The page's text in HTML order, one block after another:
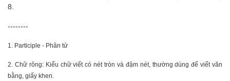
8.
--------
1. Participle - Phân tử
2. Chữ rông: Kiểu chữ viết có nét tròn và đậm nét, thường dùng để viết văn
bằng, giấy khen.